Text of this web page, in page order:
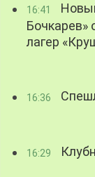
16:41
Бочкарев»
лагер
16:36
16:29